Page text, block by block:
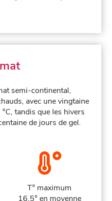
semi-continental,
avec une vingtaine
tandis que les hivers
de jours de gel.
T° maximum
16.5° en moyenne